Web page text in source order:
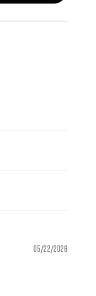
05/22/2026